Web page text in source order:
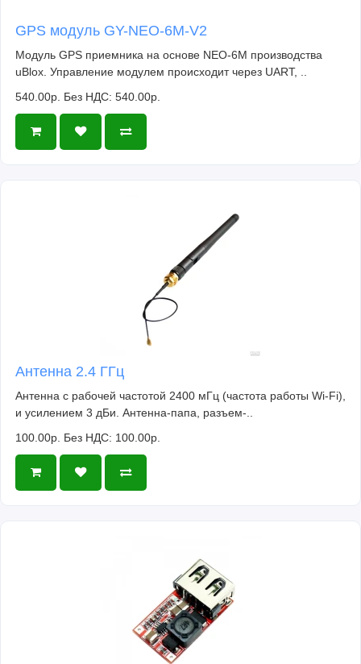
GPS модуль GY-NEO-6M-V2
Модуль GPS приемника на основе NEO-6M производства
uBlox. Управление модулем происходит через UART, ..
540.00р. Без НДС: 540.00р.
Антенна 2.4 ГГц
Антенна с рабочей частотой 2400 мГц (частота работы Wi-Fi),
и усилением 3 дБи. Антенна-папа, разъем-..
100.00р. Без НДС: 100.00р.